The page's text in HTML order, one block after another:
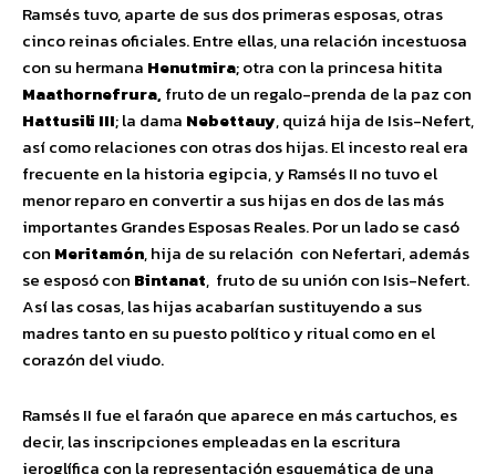
Ramsés tuvo, aparte de sus dos primeras esposas, otras
cinco reinas oficiales. Entre ellas, una relación incestuosa
con su hermana Henutmira; otra con la princesa hitita
Maathornefrura,fruto de un regalo-prenda de la paz con
Hattusili III; la dama Nebettauy, quizá hija de Isis-Nefert,
así como relaciones con otras dos hijas. El incesto real era
frecuente en la historia egipcia, y Ramsés II no tuvo el
menor reparo en convertir a sus hijas en dos de las más
importantes Grandes Esposas Reales. Por un lado se casó
con Meritamón, hija de su relación con Nefertari, además
se esposó con Bintanat, fruto de su unión con Isis-Nefert.
Así las cosas, las hijas acabarían sustituyendo a sus
madres tanto en su puesto político y ritual como en el
corazón del viudo.
Ramsés II fue el faraón que aparece en más cartuchos, es
decir, las inscripciones empleadas en la escritura
jeroglífica con la representación esquemática de una